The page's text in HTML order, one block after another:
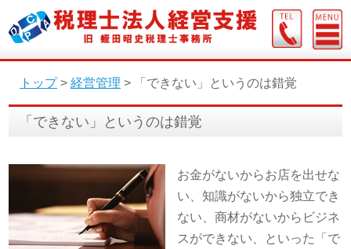
トップ> 経営管理 > 「できない」というのは錯覚
「できない」というのは錯覚
お金がないからお店を出せな
い、知識がないから独立でき
ない、商材がないからビジネ
スができない、といった「で